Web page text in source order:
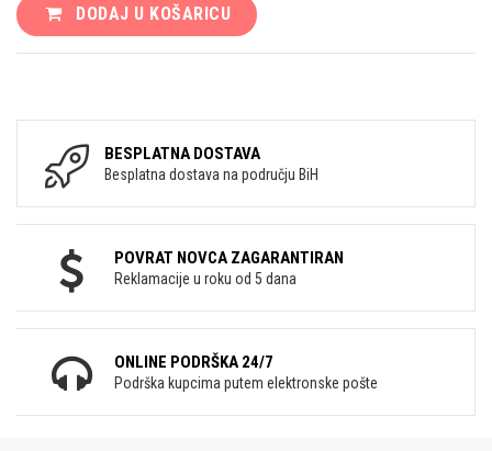
DODAJ U KOŠARICU
BESPLATNA DOSTAVA
Besplatna dostava na području BiH
POVRAT NOVCA ZAGARANTIRAN
Reklamacije u roku od 5 dana
ONLINE PODRŠKA 24/7
Podrška kupcima putem elektronske pošte